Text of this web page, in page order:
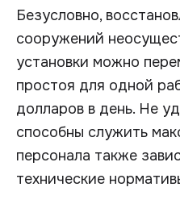
Безусловно,
сооружений
установки можно
простоя для одной
долларов в день. Не
способны служить
персонала также
технические